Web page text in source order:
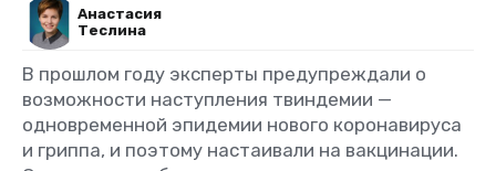
Анастасия
Теслина
В прошлом году эксперты предупреждали о
возможности наступления твиндемии —
одновременной эпидемии нового коронавируса
и гриппа, и поэтому настаивали на вакцинации.